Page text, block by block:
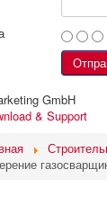
GmbH
& Support